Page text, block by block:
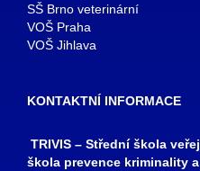
SŠ Brno veterinární
VOŠ Praha
VOŠ Jihlava
KONTAKTNÍ INFORMACE
TRIVIS – Střední škola
škola prevence kriminality